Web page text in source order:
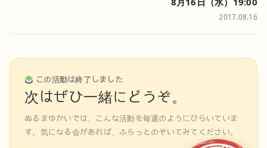
2017.08.16
この活動は終了しました
次はぜひ一緒にどうぞ。
ぬるまゆかいでは、こんな活動を毎週のようにひらいていま
す。気になる会があれば、ふらっとのぞいてみてください。